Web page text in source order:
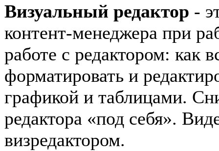
Визуальный редактор -
контент-менеджера при
работе с редактором: как
форматировать и
графикой и таблицами.
редактора «под себя».
визредактором.